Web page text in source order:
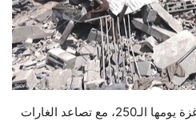
دخلت الحرب الإسرائيلية على غزة يومها الـ250، مع تصاعد الغارات